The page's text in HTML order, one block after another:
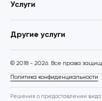
Услуги
Другие услуги
© 2018 - 2026. Все права
Политика конфиденциальности
Решения о предоставлении вида